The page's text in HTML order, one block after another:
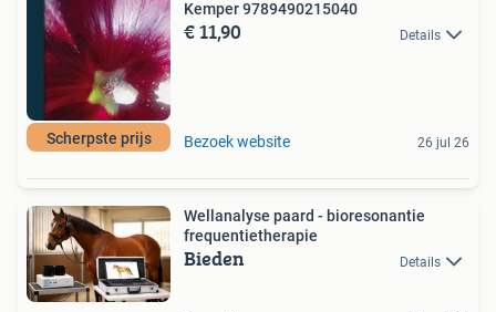
Scherpste prijs
Kemper 9789490215040
€ 11,90 Details
Bezoek website 26 jul 26
Wellanalyse paard - bioresonantie
frequentietherapie
Bieden Details